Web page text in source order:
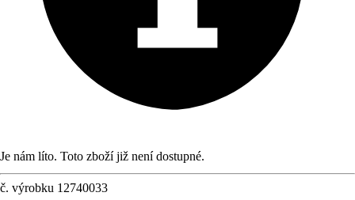
Je nám líto. Toto zboží již není dostupné.
č. výrobku 12740033